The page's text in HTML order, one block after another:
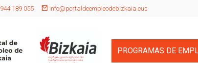
189 055 info@portaldeempleodebizkaia.eus
PROGRAMAS DE